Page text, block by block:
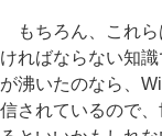
もちろん、これら
ければならない知
が沸いたのなら、
信されているので